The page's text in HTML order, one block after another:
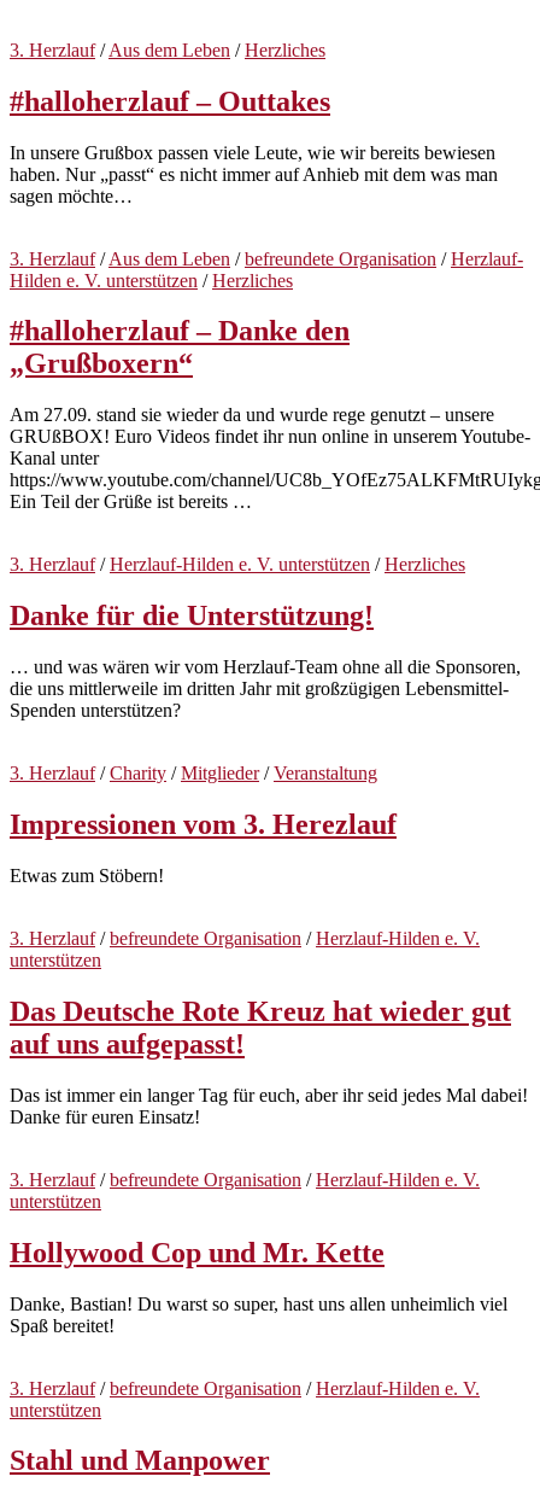
3. Herzlauf/Aus dem Leben /Herzliches
#halloherzlauf – Outtakes
In unsere Grußbox passen viele Leute, wie wir bereits bewiesen
haben. Nur „passt“ es nicht immer auf Anhieb mit dem was man
sagen möchte…
3. Herzlauf/Aus dem Leben /befreundete Organisation /Herzlauf-
Hilden e. V. unterstützen /Herzliches
#halloherzlauf – Danke den
„Grußboxern“
Am 27.09. stand sie wieder da und wurde rege genutzt – unsere
GRUßBOX! Euro Videos findet ihr nun online in unserem Youtube-
Kanal unter
https://www.youtube.com/channel/
Ein Teil der Grüße ist bereits …
3. Herzlauf/Herzlauf-Hilden e. V. unterstützen /Herzliches
Danke für die Unterstützung!
… und was wären wir vom Herzlauf-Team ohne all die Sponsoren,
die uns mittlerweile im dritten Jahr mit großzügigen Lebensmittel-
Spenden unterstützen?
3. Herzlauf/Charity /Mitglieder/Veranstaltung
Impressionen vom 3. Herezlauf
Etwas zum Stöbern!
3. Herzlauf/befreundete Organisation /Herzlauf-Hilden e. V.
unterstützen
Das Deutsche Rote Kreuz hat wieder gut
auf uns aufgepasst!
Das ist immer ein langer Tag für euch, aber ihr seid jedes Mal dabei!
Danke für euren Einsatz!
3. Herzlauf/befreundete Organisation /Herzlauf-Hilden e. V.
unterstützen
Hollywood Cop und Mr. Kette
Danke, Bastian! Du warst so super, hast uns allen unheimlich viel
Spaß bereitet!
3. Herzlauf/befreundete Organisation /Herzlauf-Hilden e. V.
unterstützen
Stahl und Manpower